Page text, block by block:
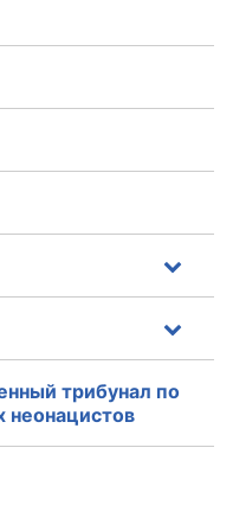
трибунал по
неонацистов